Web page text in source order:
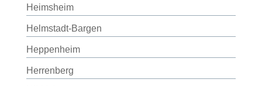
Heimsheim
Helmstadt-Bargen
Heppenheim
Herrenberg